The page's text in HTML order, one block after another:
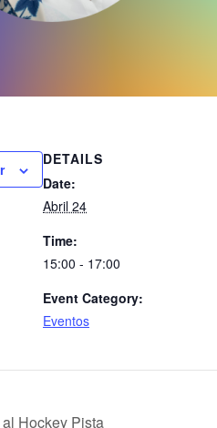
DETAILS
Date:
Abril 24
Time:
15:00 - 17:00
Event Category:
Eventos
Hockey Pista